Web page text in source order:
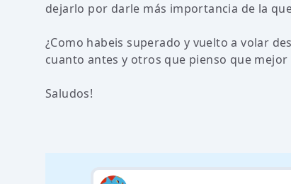
dejarlo por darle más importancia de la
¿Como habeis superado y vuelto a volar
cuanto antes y otros que pienso que
Saludos!